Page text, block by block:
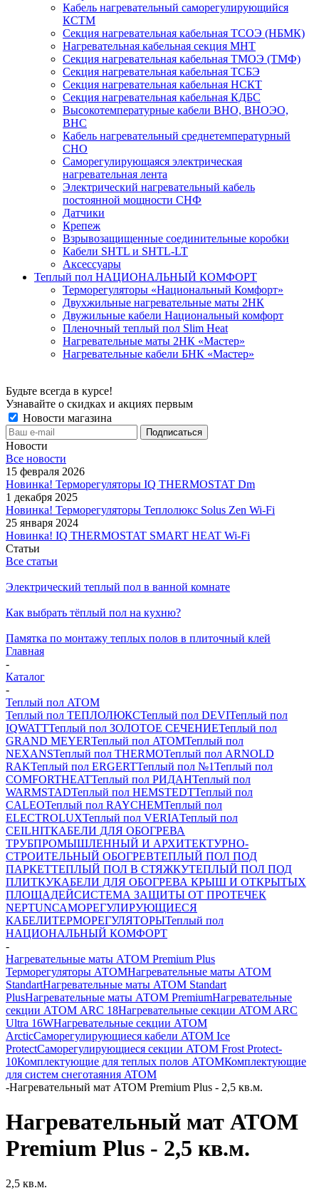
Кабель нагревательный саморегулирующийся
КСТМ
Секция нагревательная кабельная ТСОЭ (НБМК)
Нагревательная кабельная секция МНТ
Секция нагревательная кабельная ТМОЭ (ТМФ)
Секция нагревательная кабельная ТСБЭ
Секция нагревательная кабельная НСКТ
Секция нагревательная кабельная КДБС
Высокотемпературные кабели ВНО, ВНОЭО,
ВНС
Кабель нагревательный среднетемпературный
СНО
Саморегулирующаяся электрическая
нагревательная лента
Электрический нагревательный кабель
постоянной мощности СНФ
Датчики
Крепеж
Взрывозащищенные соединительные коробки
Кабели SHTL и SHTL-LT
Аксессуары
Теплый пол НАЦИОНАЛЬНЫЙ КОМФОРТ
Терморегуляторы «Национальный Комфорт»
Двухжильные нагревательные маты 2НК
Двужильные кабели Национальный комфорт
Пленочный теплый пол Slim Heat
Нагревательные маты 2НК «Мастер»
Нагревательные кабели БНК «Мастер»
Будьте всегда в курсе!
Узнавайте о скидках и акциях первым
Новости магазина
Новости
Все новости
15 февраля 2026
Новинка! Терморегуляторы IQ THERMOSTAT Dm
1 декабря 2025
Новинка! Терморегуляторы Теплолюкс Solus Zen Wi-Fi
25 января 2024
Новинка! IQ THERMOSTAT SMART HEAT Wi-Fi
Статьи
Все статьи
Электрический теплый пол в ванной комнате
Как выбрать тёплый пол на кухню?
Памятка по монтажу теплых полов в плиточный клей
Главная
-
Каталог
-
Теплый пол ATOM
Теплый пол ТЕПЛОЛЮКСТеплый пол DEVIТеплый пол
IQWATTТеплый пол ЗОЛОТОЕ СЕЧЕНИЕТеплый пол
GRAND MEYERТеплый пол ATOMТеплый пол
NEXANSТеплый пол THERMOТеплый пол ARNOLD
RAKТеплый пол ERGERTТеплый пол №1Теплый пол
COMFORTHEATТеплый пол РИДАНТеплый пол
WARMSTADТеплый пол HEMSTEDTТеплый пол
CALEOТеплый пол RAYCHEMТеплый пол
ELECTROLUXТеплый пол VERIAТеплый пол
CEILHITКАБЕЛИ ДЛЯ ОБОГРЕВА
ТРУБПРОМЫШЛЕННЫЙ И АРХИТЕКТУРНО-
СТРОИТЕЛЬНЫЙ ОБОГРЕВТЕПЛЫЙ ПОЛ ПОД
ПАРКЕТТЕПЛЫЙ ПОЛ В СТЯЖКУТЕПЛЫЙ ПОЛ ПОД
ПЛИТКУКАБЕЛИ ДЛЯ ОБОГРЕВА КРЫШ И ОТКРЫТЫХ
ПЛОЩАДЕЙСИСТЕМА ЗАЩИТЫ ОТ ПРОТЕЧЕК
NEPTUNСАМОРЕГУЛИРУЮЩИЕСЯ
КАБЕЛИТЕРМОРЕГУЛЯТОРЫТеплый пол
НАЦИОНАЛЬНЫЙ КОМФОРТ
-
Нагревательные маты АТОМ Premium Plus
Терморегуляторы АТОМНагревательные маты АТОМ
StandartНагревательные маты АТОМ Standart
PlusНагревательные маты АТОМ PremiumНагревательные
секции АТОМ ARC 18Нагревательные секции ATOM ARC
Ultra 16WНагревательные секции АТОМ
ArcticСаморегулирующиеся кабели ATOM Ice
ProtectСаморегулирующиеся секции ATOM Frost Protect-
10Комплектующие для теплых полов ATOMКомплектующие
для систем снеготаяния ATOM
-Нагревательный мат АТОМ Premium Plus - 2,5 кв.м.
Нагревательный мат АТОМ
Premium Plus - 2,5 кв.м.
2,5 кв.м.